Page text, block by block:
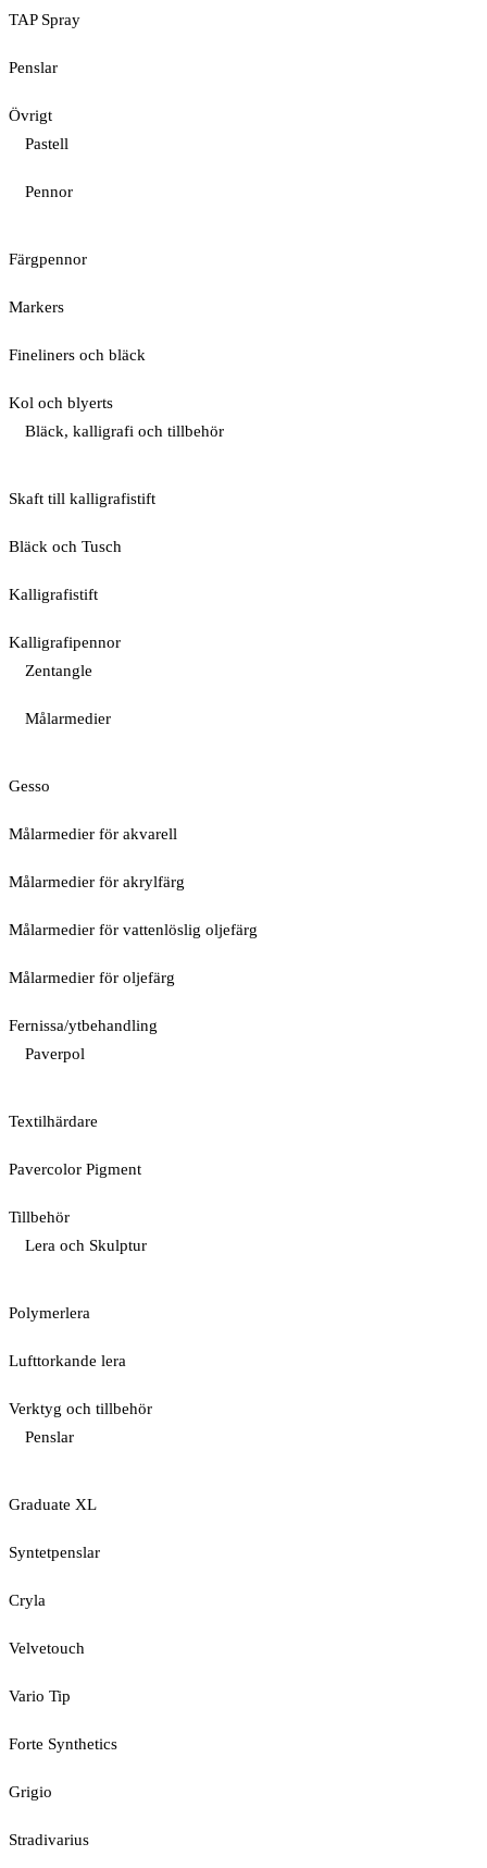
TAP Spray
Penslar
Övrigt
Pastell
Pennor
Färgpennor
Markers
Fineliners och bläck
Kol och blyerts
Bläck, kalligrafi och tillbehör
Skaft till kalligrafistift
Bläck och Tusch
Kalligrafistift
Kalligrafipennor
Zentangle
Målarmedier
Gesso
Målarmedier för akvarell
Målarmedier för akrylfärg
Målarmedier för vattenlöslig oljefärg
Målarmedier för oljefärg
Fernissa/ytbehandling
Paverpol
Textilhärdare
Pavercolor Pigment
Tillbehör
Lera och Skulptur
Polymerlera
Lufttorkande lera
Verktyg och tillbehör
Penslar
Graduate XL
Syntetpenslar
Cryla
Velvetouch
Vario Tip
Forte Synthetics
Grigio
Stradivarius